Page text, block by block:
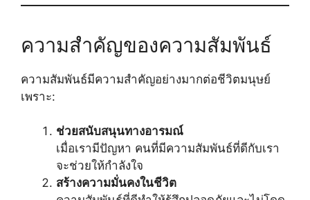
ความสำคัญของความสัมพันธ์
ความสัมพันธ์มีความสำคัญอย่างมากต่อชีวิตมนุษย์
เพราะ:
ช่วยสนับสนุนทางอารมณ์
เมื่อเรามีปัญหา คนที่มีความสัมพันธ์ที่ดีกับเรา
จะช่วยให้กำลังใจ
สร้างความมั่นคงในชีวิต